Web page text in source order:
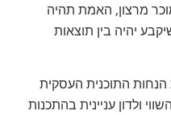
מרצון, האמת תהיה
יהיה בין תוצאות
התוכנית העסקית
ולדון עניינית בהתכנות